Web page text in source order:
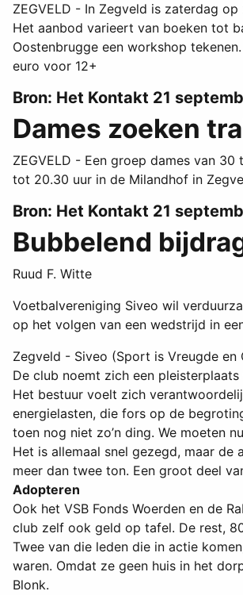
ZEGVELD - In Zegveld is zaterdag
Het aanbod varieert van boeken tot
Oostenbrugge een workshop
euro voor 12+
Bron: Het Kontakt 21
Dames zoeken
ZEGVELD - Een groep dames van
tot 20.30 uur in de Milandhof in
Bron: Het Kontakt 21
Bubbelend
Ruud F. Witte
Voetbalvereniging Siveo wil
op het volgen van een wedstrijd in
Zegveld - Siveo (Sport is Vreugde
De club noemt zich een
Het bestuur voelt zich
energielasten, die fors op de
toen nog niet zo’n ding. We moeten
Het is allemaal snel gezegd, maar de
meer dan twee ton. Een groot deel
Adopteren
Ook het VSB Fonds Woerden en de
club zelf ook geld op tafel. De rest,
Twee van die leden die in actie
waren. Omdat ze geen huis in het
Blonk.